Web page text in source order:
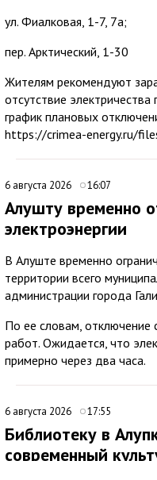
ул. Фиалковая, 1-7, 7а;
пер. Арктический, 1-30
Жителям рекомендуют
отсутствие
график плановых
https://crimea-energy.ru/
6 августа 2026 16:07
Алушту временно
электроэнергии
В Алуште временно
территории всего
администрации города
По ее словам, отключение
работ. Ожидается, что
примерно через два часа.
6 августа 2026 17:55
Библиотеку в
современный